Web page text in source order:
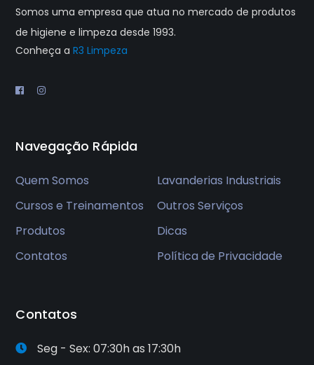
Somos uma empresa que atua no mercado de produtos
de higiene e limpeza desde 1993.
Conheça aR3 Limpeza
Navegação Rápida
Quem Somos
Lavanderias Industriais
Cursos e Treinamentos
Outros Serviços
Produtos
Dicas
Contatos
Política de Privacidade
Contatos
Seg - Sex: 07:30h as 17:30h